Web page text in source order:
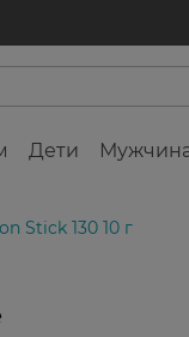
Дети
Stick 130 10 г